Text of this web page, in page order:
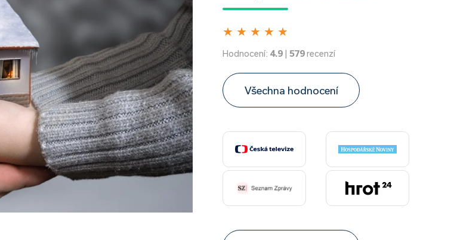
★ ★ ★ ★ ★
Hodnocení: 4.9 | 579recenzí
Všechna hodnocení